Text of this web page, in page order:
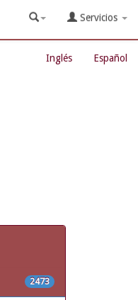
Servicios
Inglés Español
2473